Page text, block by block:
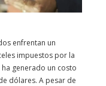
enfrentan un
impuestos por la
generado un costo
dólares. A pesar de